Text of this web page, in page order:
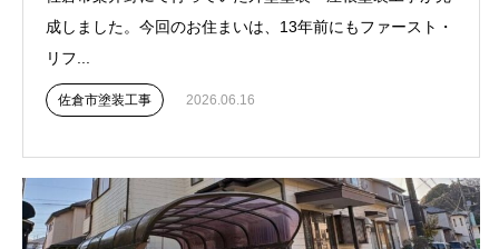
成しました。今回のお住まいは、13年前にもファースト・
リフ...
佐倉市塗装工事 2026.06.16